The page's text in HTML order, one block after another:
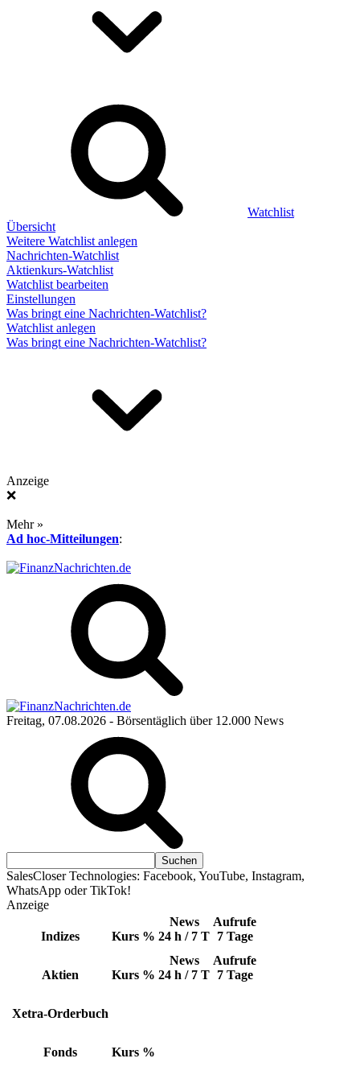
Watchlist
Übersicht
Weitere Watchlist anlegen
Nachrichten-Watchlist
Aktienkurs-Watchlist
Watchlist bearbeiten
Einstellungen
Was bringt eine Nachrichten-Watchlist?
Watchlist anlegen
Was bringt eine Nachrichten-Watchlist?
Anzeige
❌
Mehr »
Ad hoc-Mitteilungen:
Freitag, 07.08.2026 - Börsentäglich über 12.000 News
SalesCloser Technologies: Facebook, YouTube, Instagram,
WhatsApp oder TikTok!
Anzeige
Indizes Kurs %
News
24 h / 7 T
Aufrufe
7 Tage
Aktien Kurs %
News
24 h / 7 T
Aufrufe
7 Tage
Xetra-Orderbuch
Fonds Kurs %